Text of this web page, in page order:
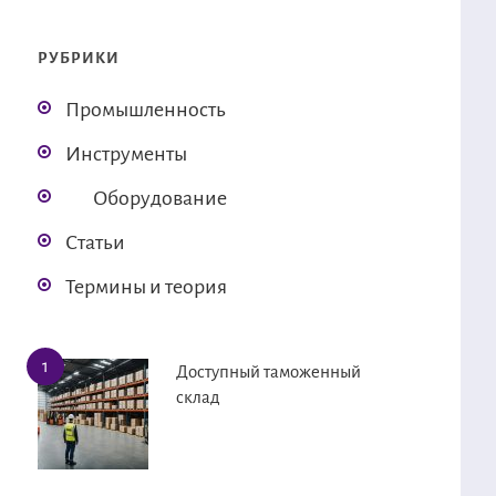
РУБРИКИ
Промышленность
Инструменты
Оборудование
Статьи
Термины и теория
Доступный таможенный
склад